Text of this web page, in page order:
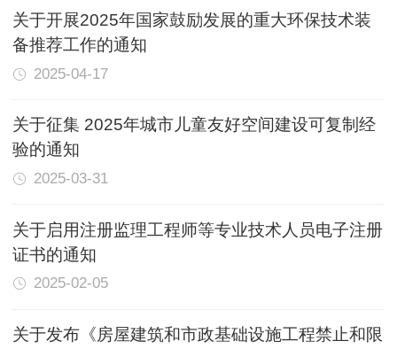
关于开展2025年国家鼓励发展的重大环保技术装
备推荐工作的通知
2025-04-17
关于征集 2025年城市儿童友好空间建设可复制经
验的通知
2025-03-31
关于启用注册监理工程师等专业技术人员电子注册
证书的通知
2025-02-05
关于发布《房屋建筑和市政基础设施工程禁止和限